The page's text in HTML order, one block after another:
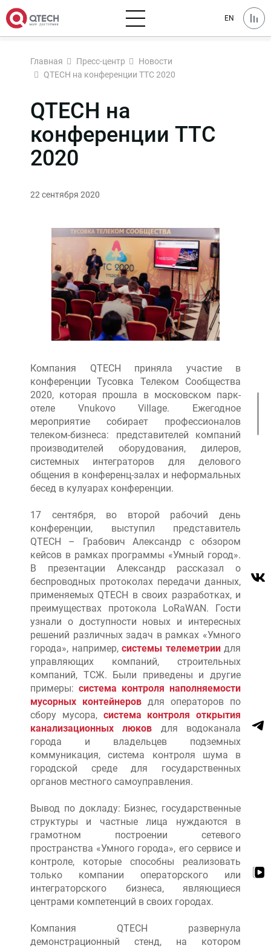
EN
Главная Пресс-центр
Новости
QTECH на конференции TTC 2020
QTECH на
конференции TTC
2020
22 сентября 2020
Компания QTECH приняла участие в
конференции Тусовка Телеком Сообщества
2020, которая прошла в московском парк-
отеле Vnukovo Village. Ежегодное
мероприятие собирает профессионалов
телеком-бизнеса: представителей компаний
производителей оборудования, дилеров,
системных интеграторов для делового
общения в конференц-залах и неформальных
бесед в кулуарах конференции.
17 сентября, во второй рабочий день
конференции, выступил представитель
QTECH – Грабович Александр с обзором
кейсов в рамках программы «Умный город».
В презентации Александр рассказал о
беспроводных протоколах передачи данных,
применяемых QTECH в своих разработках, и
преимуществах протокола LoRaWAN. Гости
узнали о доступности новых и интересных
решений различных задач в рамках «Умного
города», например, системы телеметриидля
управляющих компаний, строительных
компаний, ТСЖ. Были приведены и другие
примеры: система контроля наполняемости
мусорных контейнеров для операторов по
сбору мусора, система контроля открытия
канализационных люков для водоканала
города и владельцев подземных
коммуникация, система контроля шума в
городской среде для государственных
органов местного самоуправления.
Вывод по докладу: Бизнес, государственные
структуры и частные лица нуждаются в
грамотном построении сетевого
пространства «Умного города», его сервисе и
контроле, которые способны реализовать
только компании операторского или
интеграторского бизнеса, являющиеся
центрами компетенций в своих городах.
Компания QTECH развернула
демонстрационный стенд, на котором